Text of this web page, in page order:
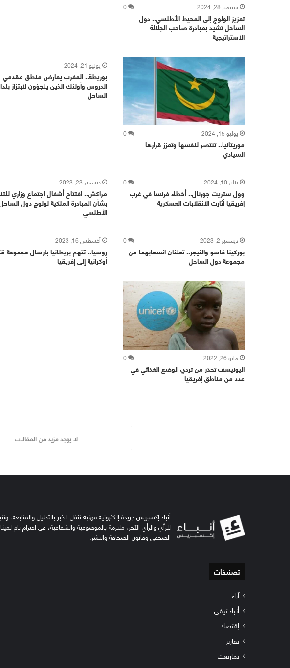
سبتمبر 28, 2024 0
تعزيز الولوج إلى المحيط الأطلسي.. دول
الساحل تشيد بمبادرة صاحب الجلالة
الاستراتيجية
يوليو 15, 2024 0
موريتانيا.. تنتصر لنفسها وتعزز قرارها
السيادي
يونيو 21, 2024
بوريطة.. المغرب يعارض منطق مقدمي
الدروس وأولئك الذين يلجؤون لابتزاز
الساحل
يناير 10, 2024 0
وول ستريت جورنال.. أخطاء فرنسا في غرب
إفريقيا أثارت الانقلابات العسكرية
ديسمبر 23, 2023
مراكش.. افتتاح أشغال اجتماع وزاري
بشأن المبادرة الملكية لولوج دول
الأطلسي
ديسمبر 2, 2023 0
بوركينا فاسو والنيجر.. تعلنان انسحابهما من
مجموعة دول الساحل
أغسطس 16, 2023
روسيا.. تتهم بريطانيا بإرسال مجموعة
أوكرانية إلى إفريقيا
مايو 26, 2022 0
اليونيسف تحذر من تردي الوضع الغذائي في
عدد من مناطق إفريقيا
لا يوجد مزيد من المقالات
أنباء إكسبريس جريدة إلكترونية مهنية تنقل الخبر بالتحليل والمتابعة،
للرأي والرأي الآخر، ملتزمة بالموضوعية والشفافية، في احترام تام
الصحفي وقانون الصحافة والنشر.
تصنيفات
آراء
أنباء تيفي
إقتصاد
تقارير
تمازيغت